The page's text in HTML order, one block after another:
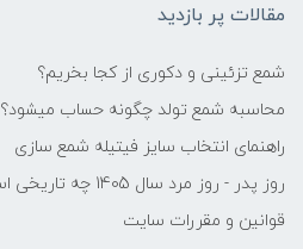
مقالات پر بازدید
شمع تزئینی و دکوری از کجا بخریم؟
محاسبه شمع تولد چگونه حساب میشود؟
راهنمای انتخاب سایز فیتیله شمع سازی
روز پدر - روز مرد سال 1405 چه تاریخی است؟
قوانین و مقررات سایت